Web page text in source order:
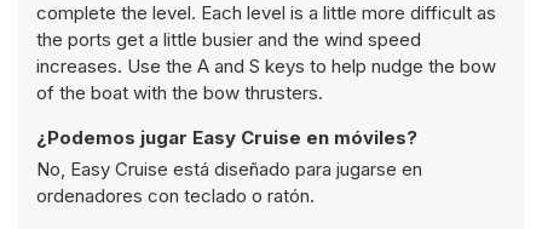
complete the level. Each level is a little more difficult as
the ports get a little busier and the wind speed
increases. Use the A and S keys to help nudge the bow
of the boat with the bow thrusters.
¿Podemos jugar Easy Cruise en móviles?
No, Easy Cruise está diseñado para jugarse en
ordenadores con teclado o ratón.